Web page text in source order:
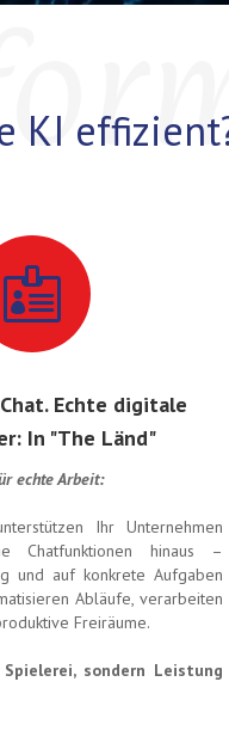
KI

Echte digitale
In "The Länd"
echte Arbeit:
Ihr Unternehmen
Chatfunktionen hinaus –
und auf konkrete Aufgaben
Abläufe, verarbeiten
Freiräume.
sondern Leistung